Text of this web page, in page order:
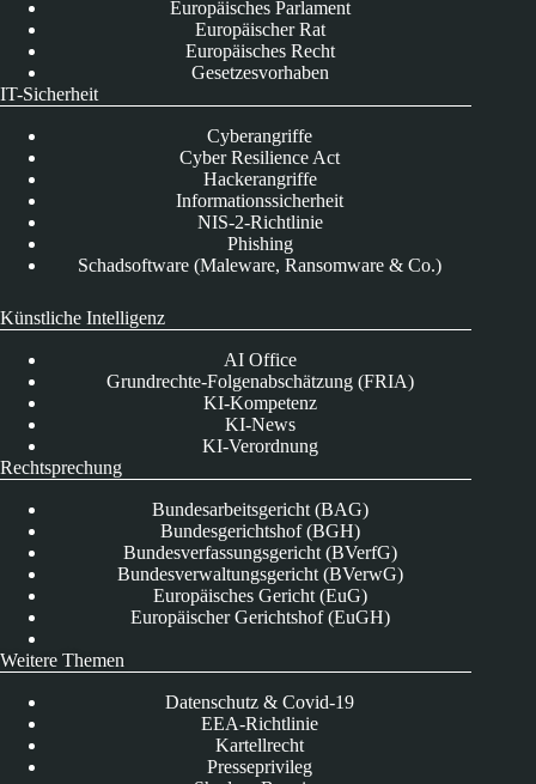
Europäisches Parlament
Europäischer Rat
Europäisches Recht
Gesetzesvorhaben
IT-Sicherheit
Cyberangriffe
Cyber Resilience Act
Hackerangriffe
Informationssicherheit
NIS-2-Richtlinie
Phishing
Schadsoftware (Maleware, Ransomware & Co.)
Künstliche Intelligenz
AI Office
Grundrechte-Folgenabschätzung (FRIA)
KI-Kompetenz
KI-News
KI-Verordnung
Rechtsprechung
Bundesarbeitsgericht (BAG)
Bundesgerichtshof (BGH)
Bundesverfassungsgericht (BVerfG)
Bundesverwaltungsgericht (BVerwG)
Europäisches Gericht (EuG)
Europäischer Gerichtshof (EuGH)
Weitere Themen
Datenschutz & Covid-19
EEA-Richtlinie
Kartellrecht
Presseprivileg